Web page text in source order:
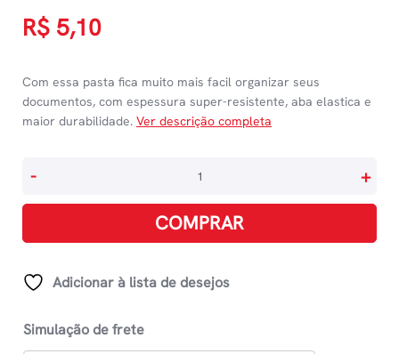
R$ 5,10
Com essa pasta fica muito mais facil organizar seus
documentos, com espessura super-resistente, aba elastica e
maior durabilidade. Ver descrição completa
Elástico
Ofício
-
quantidade
- +
COMPRAR
Adicionar à lista de desejos
Simulação de frete